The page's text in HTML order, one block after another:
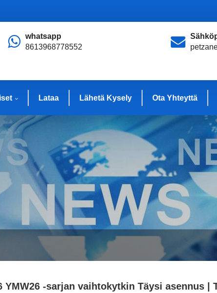
whatsapp
8613968778552
Lataa Lähetä Kysely Ota Yhteyttä
YMW26 -sarjan vaihtokytkin Täysi asennus